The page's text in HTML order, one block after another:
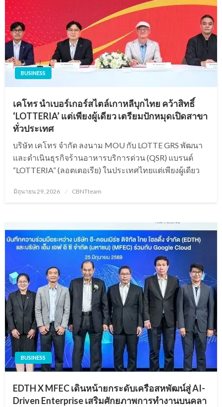
BUSINESS
เคโทร นำเบอร์เกอร์สไตล์เกาหลีบุกไทย คว้าสิทธิ์
‘LOTTERIA’ แต่เพียงผู้เดียว เตรียมปักหมุดเปิดสาขา
ทั่วประเทศ
บริษัท เคโทร จำกัด ลงนาม MOU กับ LOTTE GRS พัฒนา
และดำเนินธุรกิจร้านอาหารบริการด่วน (QSR) แบรนด์
“LOTTERIA” (ลอตเตอเรีย) ในประเทศไทยแต่เพียงผู้เดียว
Posted
on
มิถุนายน 29, 2026 CBNTteam
BUSINESS
EDTH X MFEC เดินหน้ายกระดับเครือสหพัฒน์สู่ AI-
Driven Enterprise เสริมศักยภาพการทำงานบนคลา